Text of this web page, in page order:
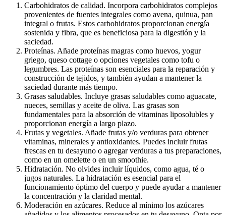
Carbohidratos de calidad. Incorpora carbohidratos complejos
provenientes de fuentes integrales como avena, quinua, pan
integral o frutas. Estos carbohidratos proporcionan energía
sostenida y fibra, que es beneficiosa para la digestión y la
saciedad.
Proteínas. Añade proteínas magras como huevos, yogur
griego, queso cottage o opciones vegetales como tofu o
legumbres. Las proteínas son esenciales para la reparación y
construcción de tejidos, y también ayudan a mantener la
saciedad durante más tiempo.
Grasas saludables. Incluye grasas saludables como aguacate,
nueces, semillas y aceite de oliva. Las grasas son
fundamentales para la absorción de vitaminas liposolubles y
proporcionan energía a largo plazo.
Frutas y vegetales. Añade frutas y/o verduras para obtener
vitaminas, minerales y antioxidantes. Puedes incluir frutas
frescas en tu desayuno o agregar verduras a tus preparaciones,
como en un omelette o en un smoothie.
Hidratación. No olvides incluir líquidos, como agua, té o
jugos naturales. La hidratación es esencial para el
funcionamiento óptimo del cuerpo y puede ayudar a mantener
la concentración y la claridad mental.
Moderación en azúcares. Reduce al mínimo los azúcares